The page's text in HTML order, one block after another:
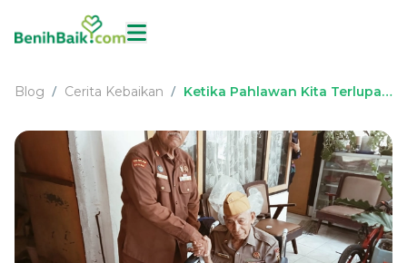
Blog / Cerita Kebaikan / Ketika Pahlawan Kita Terlupa,
Menghidupkan Harapan di
Usia Senja